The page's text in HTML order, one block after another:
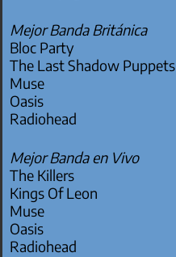
Mejor Banda Británica
Bloc Party
The Last Shadow Puppets
Muse
Oasis
Radiohead
Mejor Banda en Vivo
The Killers
Kings Of Leon
Muse
Oasis
Radiohead